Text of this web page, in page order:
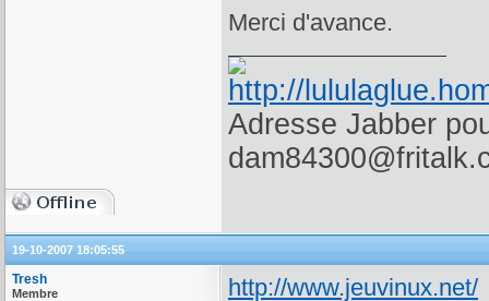
Merci d'avance.
Adresse Jabber
19-10-2007 18:05:55
Tresh
Membre http://www.jeuvinux.net/